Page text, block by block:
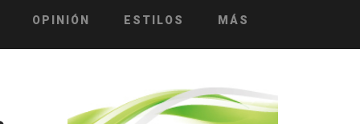
OPINIÓN ESTILOS MÁS